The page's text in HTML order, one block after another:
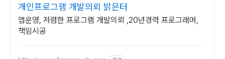
개인프로그램 개발의뢰 밝은터
앱운영, 저렴한 프로그램 개발의뢰 ,20년경력 프로그래머,
책임시공